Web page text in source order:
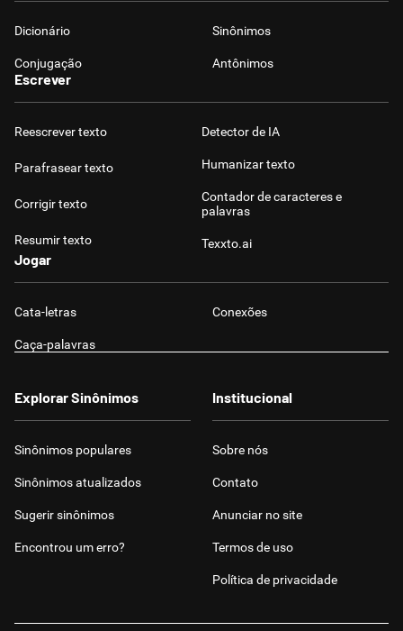
Dicionário Sinônimos
Conjugação Antônimos
Escrever
Reescrever texto
Parafrasear texto
Corrigir texto
Resumir texto
Detector de IA
Humanizar texto
Contador de caracteres e
palavras
Texxto.ai
Jogar
Cata-letras Conexões
Caça-palavras
Explorar Sinônimos
Sinônimos populares
Sinônimos atualizados
Sugerir sinônimos
Encontrou um erro?
Institucional
Sobre nós
Contato
Anunciar no site
Termos de uso
Política de privacidade